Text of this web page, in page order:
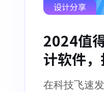
设计分享
2024值
计软件
作流！
在科技飞速